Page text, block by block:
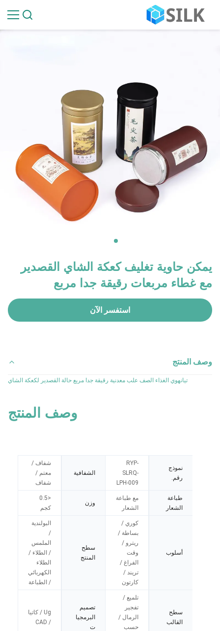
يمكن حاوية تغليف كعكة الشاي القصدير
مع غطاء مربعات رقيقة جدا مربع
استفسر الآن
وصف المنتج
تيانهوي الغذاء الصف علب معدنية رقيقة جدا مربع حالة القصدير لكعكة الشاي
وصف المنتج
نموذج
رقم.
RYP-
SLRQ-
LPH-009
الشفافية
شفاف /
معتم /
شفاف
طباعة
الشعار
مع طباعة
الشعار
وزن
<0.5
كجم
أسلوب
كوري /
بساطة /
ريترو /
وقت
الفراغ /
تريند /
كارتون
سطح
المنتج
البولندية
/
الملمس
/ الطلاء /
الطلاء
الكهربائي
/ الطباعة
سطح
القالب
تلميع /
تفجير
الرمال /
حسب
تصميم
البرمجيا
ت
Ug / كاتيا
/ CAD